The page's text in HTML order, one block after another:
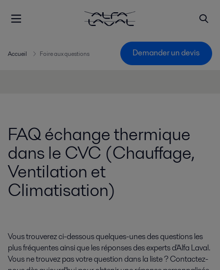
Accueil Foire aux questions Demander un devis
FAQ échange thermique
dans le CVC (Chauffage,
Ventilation et
Climatisation)
Vous trouverez ci-dessous quelques-unes des questions les
plus fréquentes ainsi que les réponses des experts d'Alfa Laval.
Vous ne trouvez pas votre question dans la liste ? Contactez-